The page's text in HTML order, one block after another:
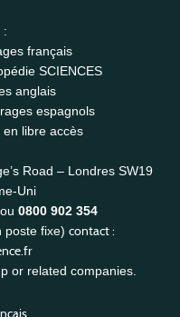
:
français
SCIENCES
anglais
espagnols
libre accès
Road – Londres SW19
Uni
ou 0800 902 354
poste fixe) contact :
or related companies.